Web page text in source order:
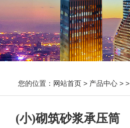
您的位置： 网站首页 > 产品中心 > >
(小)砌筑砂浆承压筒